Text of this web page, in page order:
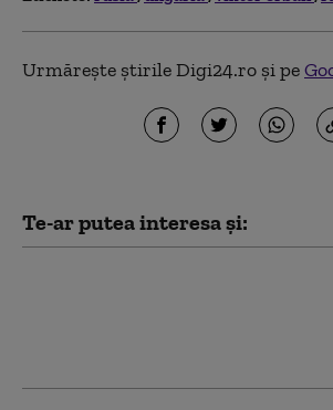
Urmărește știrile Digi24.ro și pe
Te-ar putea interesa și: